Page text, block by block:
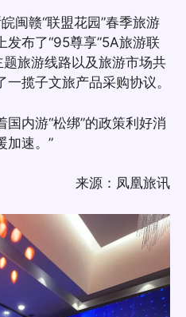
闽赣“联盟花园”春季旅游
布了“95尊享”5A旅游联
题旅游线路以及旅游市场共
揽子文旅产品采购协议。
内游“松绑”的政策利好消
加速。”
来源：凤凰旅讯